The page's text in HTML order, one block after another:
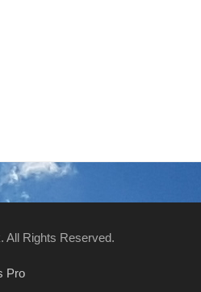
. All Rights Reserved.
Pro